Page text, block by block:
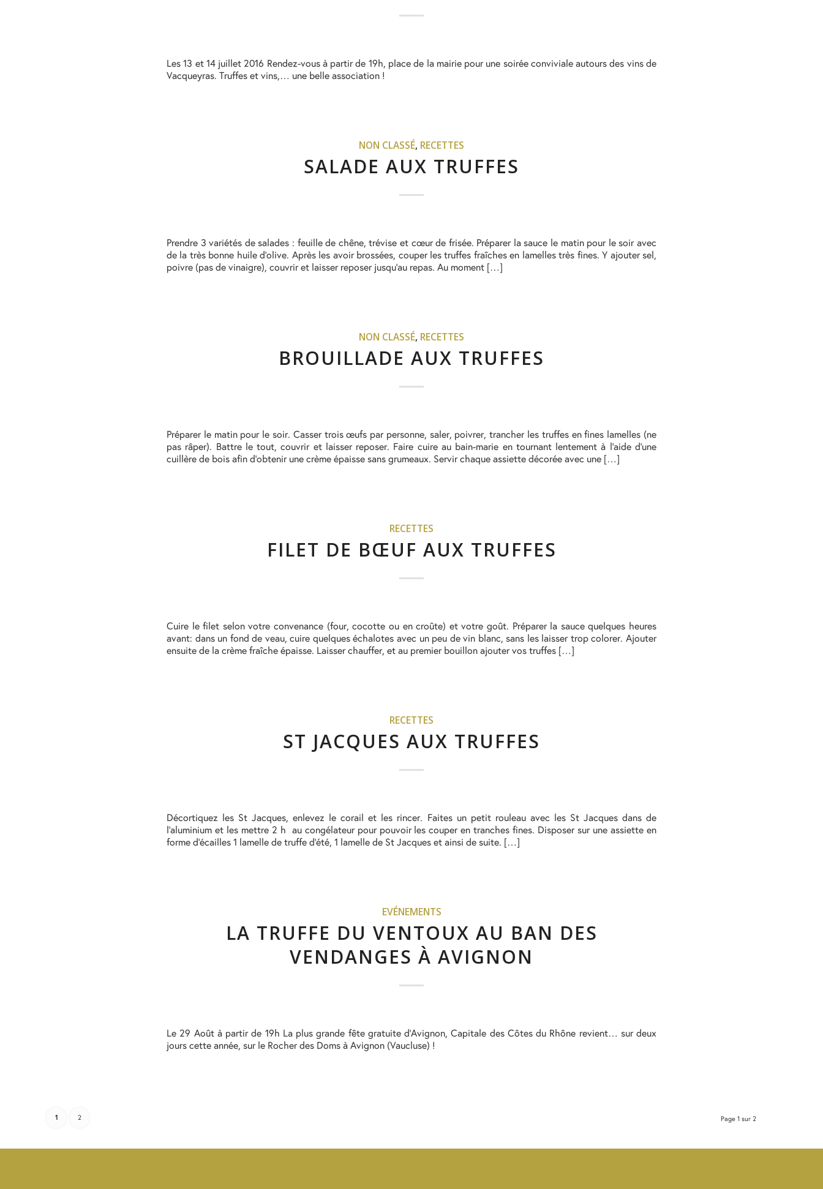
Les 13 et 14 juillet 2016 Rendez-vous à partir de 19h, place de la mairie pour une soirée conviviale autours des vins de
Vacqueyras. Truffes et vins,… une belle association !
NON CLASSÉ, RECETTES
SALADE AUX TRUFFES
Prendre 3 variétés de salades : feuille de chêne, trévise et cœur de frisée. Préparer la sauce le matin pour le soir avec
de la très bonne huile d’olive. Après les avoir brossées, couper les truffes fraîches en lamelles très fines. Y ajouter sel,
poivre (pas de vinaigre), couvrir et laisser reposer jusqu’au repas. Au moment […]
NON CLASSÉ, RECETTES
BROUILLADE AUX TRUFFES
Préparer le matin pour le soir. Casser trois œufs par personne, saler, poivrer, trancher les truffes en fines lamelles (ne
pas râper). Battre le tout, couvrir et laisser reposer. Faire cuire au bain-marie en tournant lentement à l’aide d’une
cuillère de bois afin d’obtenir une crème épaisse sans grumeaux. Servir chaque assiette décorée avec une […]
RECETTES
FILET DE BŒUF AUX TRUFFES
Cuire le filet selon votre convenance (four, cocotte ou en croûte) et votre goût. Préparer la sauce quelques heures
avant: dans un fond de veau, cuire quelques échalotes avec un peu de vin blanc, sans les laisser trop colorer. Ajouter
ensuite de la crème fraîche épaisse. Laisser chauffer, et au premier bouillon ajouter vos truffes […]
RECETTES
ST JACQUES AUX TRUFFES
Décortiquez les St Jacques, enlevez le corail et les rincer. Faites un petit rouleau avec les St Jacques dans de
l’aluminium et les mettre 2 h au congélateur pour pouvoir les couper en tranches fines. Disposer sur une assiette en
forme d’écailles 1 lamelle de truffe d’été, 1 lamelle de St Jacques et ainsi de suite. […]
EVÉNEMENTS
LA TRUFFE DU VENTOUX AU BAN DES
VENDANGES À AVIGNON
Le 29 Août à partir de 19h La plus grande fête gratuite d’Avignon, Capitale des Côtes du Rhône revient… sur deux
jours cette année, sur le Rocher des Doms à Avignon (Vaucluse) !
Page 1 sur 2
1 2